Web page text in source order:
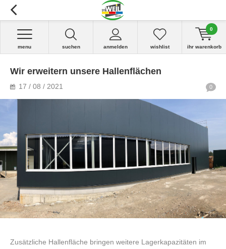
suchen anmelden
menu wishlist ihr warenkorb
0
Wir erweitern unsere Hallenflächen
17 / 08 / 2021 0
Zusätzliche Hallenfläche bringen weitere Lagerkapazitäten im